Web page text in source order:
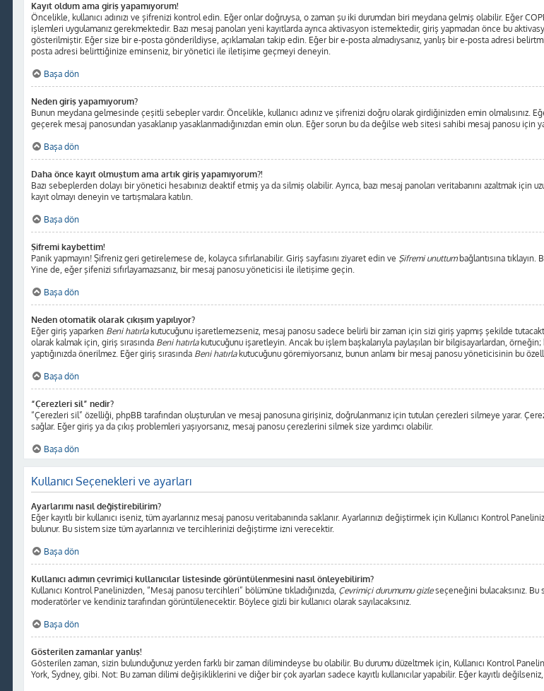
Kayıt oldum ama giriş yapamıyorum!
Öncelikle, kullanıcı adınızı ve şifrenizi kontrol edin. Eğer onlar doğruysa, o zaman şu iki durumdan biri meydana gelmiş olabilir. Eğer
işlemleri uygulamanız gerekmektedir. Bazı mesaj panoları yeni kayıtlarda ayrıca aktivasyon istemektedir, giriş yapmadan önce bu
gösterilmiştir. Eğer size bir e-posta gönderildiyse, açıklamaları takip edin. Eğer bir e-posta almadıysanız, yanlış bir e-posta adresi
posta adresi belirttiğinize eminseniz, bir yönetici ile iletişime geçmeyi deneyin.
Başa dön
Neden giriş yapamıyorum?
Bunun meydana gelmesinde çeşitli sebepler vardır. Öncelikle, kullanıcı adınız ve şifrenizi doğru olarak girdiğinizden emin
geçerek mesaj panosundan yasaklanıp yasaklanmadığınızdan emin olun. Eğer sorun bu da değilse web sitesi sahibi mesaj panosu için
Başa dön
Daha önce kayıt olmuştum ama artık giriş yapamıyorum?!
Bazı sebeplerden dolayı bir yönetici hesabınızı deaktif etmiş ya da silmiş olabilir. Ayrıca, bazı mesaj panoları veritabanını azaltmak
kayıt olmayı deneyin ve tartışmalara katılın.
Başa dön
Şifremi kaybettim!
Panik yapmayın! Şifreniz geri getirelemese de, kolayca sıfırlanabilir. Giriş sayfasını ziyaret edin ve Şifremi unuttumbağlantısına
Yine de, eğer şifenizi sıfırlayamazsanız, bir mesaj panosu yöneticisi ile iletişime geçin.
Başa dön
Neden otomatik olarak çıkışım yapılıyor?
Eğer giriş yaparken Beni hatırlakutucuğunu işaretlemezseniz, mesaj panosu sadece belirli bir zaman için sizi giriş yapmış şekilde
olarak kalmak için, giriş sırasında Beni hatırlakutucuğunu işaretleyin. Ancak bu işlem başkalarıyla paylaşılan bir bilgisayarlardan,
yaptığınızda önerilmez. Eğer giriş sırasında Beni hatırlakutucuğunu göremiyorsanız, bunun anlamı bir mesaj panosu yöneticisinin bu
Başa dön
“Çerezleri sil” nedir?
“Çerezleri sil” özelliği, phpBB tarafından oluşturulan ve mesaj panosuna girişiniz, doğrulanmanız için tutulan çerezleri silmeye yarar.
sağlar. Eğer giriş ya da çıkış problemleri yaşıyorsanız, mesaj panosu çerezlerini silmek size yardımcı olabilir.
Başa dön
Kullanıcı Seçenekleri ve ayarları
Ayarlarımı nasıl değiştirebilirim?
Eğer kayıtlı bir kullanıcı iseniz, tüm ayarlarınız mesaj panosu veritabanında saklanır. Ayarlarınızı değiştirmek için Kullanıcı Kontrol
bulunur. Bu sistem size tüm ayarlarınızı ve tercihlerinizi değiştirme izni verecektir.
Başa dön
Kullanıcı adımın çevrimiçi kullanıcılar listesinde görüntülenmesini nasıl önleyebilirim?
Kullanıcı Kontrol Panelinizden, “Mesaj panosu tercihleri” bölümüne tıkladığınızda, Çevrimiçi durumumu gizleseçeneğini bulacaksınız. Bu
moderatörler ve kendiniz tarafından görüntülenecektir. Böylece gizli bir kullanıcı olarak sayılacaksınız.
Başa dön
Gösterilen zamanlar yanlış!
Gösterilen zaman, sizin bulunduğunuz yerden farklı bir zaman dilimindeyse bu olabilir. Bu durumu düzeltmek için, Kullanıcı Kontrol
York, Sydney, gibi. Not: Bu zaman dilimi değişikliklerini ve diğer bir çok ayarları sadece kayıtlı kullanıcılar yapabilir. Eğer kayıtlı